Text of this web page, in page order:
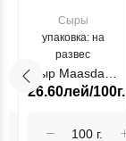
Сыры
упаковка: на
развес
Сыр Maasdam
Sublime Cow
26.60лей/100г.